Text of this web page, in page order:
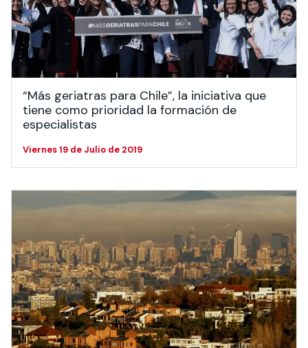
cursos
Especialidades y
estadías
Te puede
interesar:
International
students
Facultades
interesar:
2025
vinculación con la
sociedad
Extensión Cultural
intercambio
Servicios y apoyos
interesar:
Uandes
estudiantiles
“Más geriatras para Chile”, la iniciativa que
tiene como prioridad la formación de
especialistas
Viernes 19 de Julio de 2019